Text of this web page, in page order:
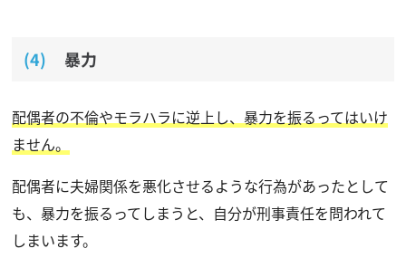
暴力
配偶者の不倫やモラハラに逆上し、暴力を振るってはいけ
ません。
配偶者に夫婦関係を悪化させるような行為があったとして
も、暴力を振るってしまうと、自分が刑事責任を問われて
しまいます。